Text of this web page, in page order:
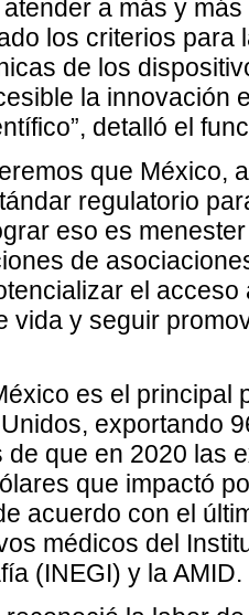
atender a más y
los criterios para
de los
la innovación
detalló el
que México,
regulatorio
eso es
de
el
vida y seguir
es el principal
exportando
de que en 2020 las
que impactó
acuerdo con el
médicos del
(INEGI) y la AMID.